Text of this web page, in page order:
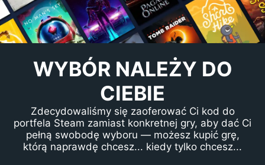
WYBÓR NALEŻY DO
CIEBIE
Zdecydowaliśmy się zaoferować Ci kod do
portfela Steam zamiast konkretnej gry, aby dać Ci
pełną swobodę wyboru — możesz kupić grę,
którą naprawdę chcesz... kiedy tylko chcesz...